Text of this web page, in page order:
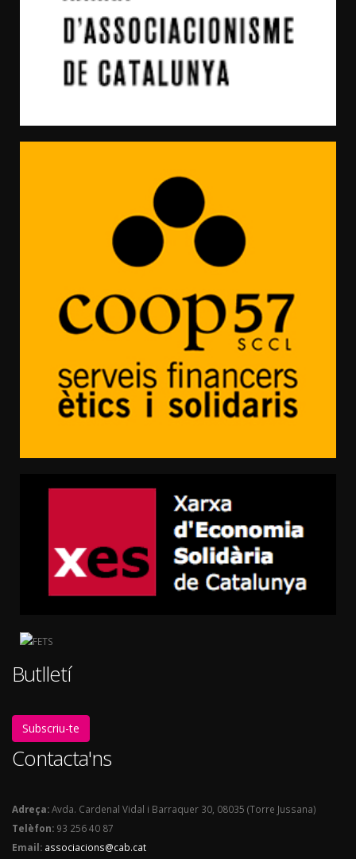
Butlletí
Subscriu-te
Contacta'ns
Adreça:Avda. Cardenal Vidal i Barraquer 30, 08035 (Torre Jussana)
Telèfon: 93 256 40 87
Email: associacions@cab.cat